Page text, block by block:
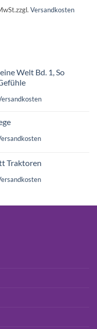
zzgl. Versandkosten
Welt Bd. 1, So
Traktoren